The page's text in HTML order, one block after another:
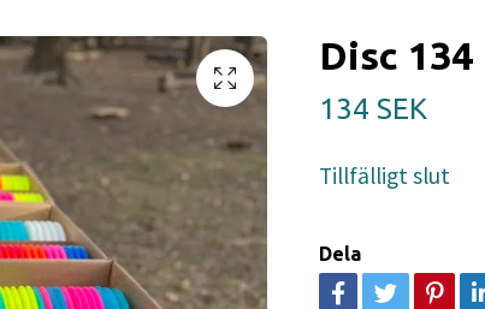
Disc 134
134 SEK
Tillfälligt slut
Dela